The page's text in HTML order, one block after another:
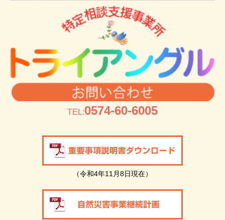
TEL:0574-60-6005
（令和4年11月8日現在）